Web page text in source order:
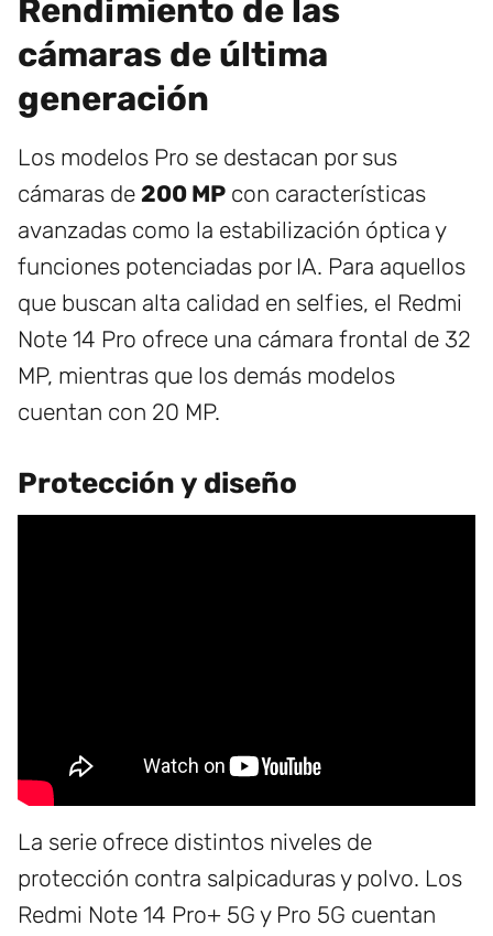
Rendimiento de las
cámaras de última
generación
Los modelos Pro se destacan por sus
cámaras de 200 MP con características
avanzadas como la estabilización óptica y
funciones potenciadas por IA. Para aquellos
que buscan alta calidad en selfies, el Redmi
Note 14 Pro ofrece una cámara frontal de 32
MP, mientras que los demás modelos
cuentan con 20 MP.
Protección y diseño
La serie ofrece distintos niveles de
protección contra salpicaduras y polvo. Los
Redmi Note 14 Pro+ 5G y Pro 5G cuentan